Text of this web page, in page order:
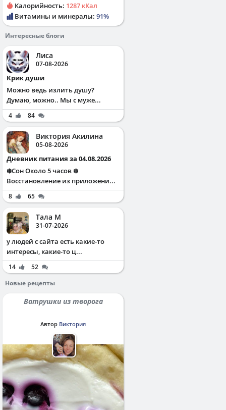
Калорийность: 1287 кКал
Витамины и минералы: 91%
Интересные блоги
Лиса
07-08-2026
Крик души
Можно ведь излить душу?
Думаю, можно.. Мы с муже...
4 84
Виктория Акилина
05-08-2026
Дневник питания за 04.08.2026
❄️Сон Около 5 часов ❄️
Восстановление из приложени...
8 65
Тала М
31-07-2026
у людей с сайта есть какие-то
интересы, какие-то ц...
14
52
Новые рецепты
Ватрушки из творога
Автор Виктория